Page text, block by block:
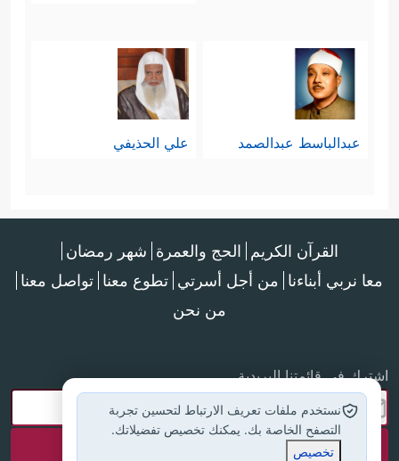
عبدالباسط عبدالصمد علي الحذيفي
القرآن الكريم الحج والعمرة شهر رمضان
معا نربي أبناءنا من أجل أسرتي تطوع معنا تواصل معنا
من نحن
اشترك في قائمتنا البريدية
نستخدم ملفات تعريف الارتباط لتحسين تجربة
التصفح الخاصة بك. يمكنك تخصيص تفضيلاتك.
تخصيص